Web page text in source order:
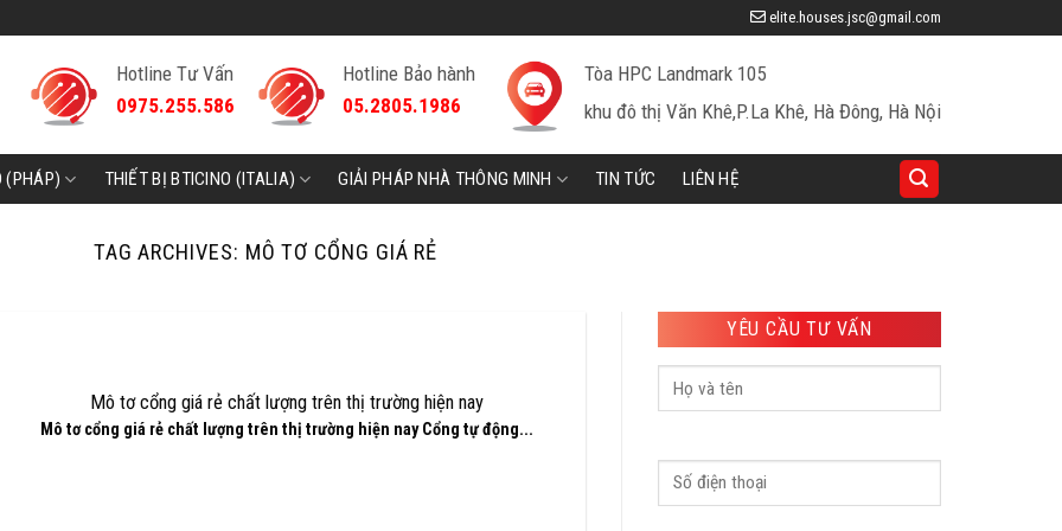
elite.houses.jsc@gmail.com
Hotline Tư Vấn
0975.255.586
Hotline Bảo hành
05.2805.1986
Tòa HPC Landmark 105
khu đô thị Văn Khê,P.La Khê, Hà Đông, Hà Nội
(PHÁP) THIẾT BỊ BTICINO (ITALIA) GIẢI PHÁP NHÀ THÔNG MINH TIN TỨC LIÊN HỆ
TAG ARCHIVES: MÔ TƠ CỔNG GIÁ RẺ
Mô tơ cổng giá rẻ chất lượng trên thị trường hiện nay
Mô tơ cổng giá rẻ chất lượng trên thị trường hiện nay Cổng tự động...
YÊU CẦU TƯ VẤN